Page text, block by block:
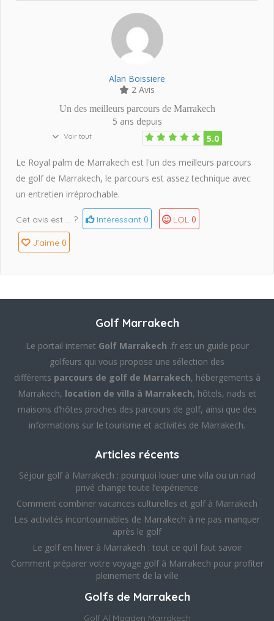
Alan Boissiere
2 Avis
Un des meilleurs parcours de Marrakech
5 ans depuis
Voir tout 5.0
Le Royal palm de Marrakech est l'un des meilleurs parcours
de golf de Marrakech, le parcours est assez technique avec
un entretien irréprochable.
Cet avis est … ? Intéressant 0 LOL 0
J’aime 0
Golf Marrakech
Le portail internet Golf Marrakech .fr est un guide pour
golfeurs qui vous propose une sélection des
différents parcours de golf de Marrakech, hébergements à
Marrakech, location de villa à Marrakech, hôtels, riads et
maisons d’hôtes proches des parcours de golf, ainsi que des
informations sur le tourisme et activités de Marrakech.
Articles récents
Séjour golf à Marrakech : pourquoi louer une villa ou un riad
privé change toute l’expérience
Comment combiner vacances culturelles et golf à Marrakech
Les activités incontournables de Marrakech à ne pas manquer
après le golf
Le golf en hiver à Marrakech : tout ce qu’il faut savoir
Comment préparer votre voyage golf à Marrakech pour profiter
pleinement de la ville
Golfs de Marrakech
Golf Al Maaden Marrakech